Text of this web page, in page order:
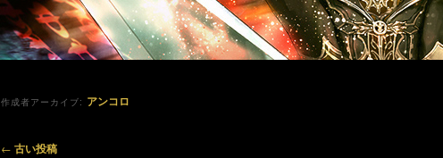
作成者アーカイブ: アンコロ
投稿ナビゲーション
← 古い投稿